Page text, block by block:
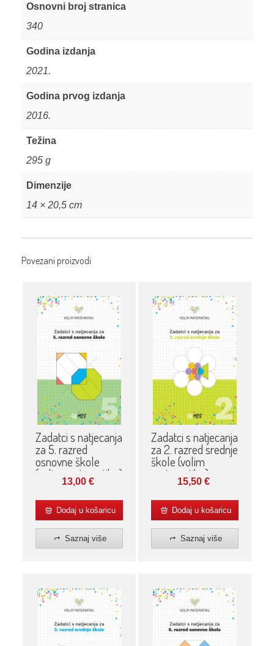
Osnovni broj stranica
340
Godina izdanja
2021.
Godina prvog izdanja
2016.
Težina
295 g
Dimenzije
14 × 20,5 cm
Povezani proizvodi
Zadatci s natjecanja
za 5. razred
osnovne škole
(volim matematiku)
13,00€
Dodaj u košaricu
Saznaj više
Zadatci s natjecanja
za 2. razred srednje
škole (volim
matematiku)
15,50€
Dodaj u košaricu
Saznaj više